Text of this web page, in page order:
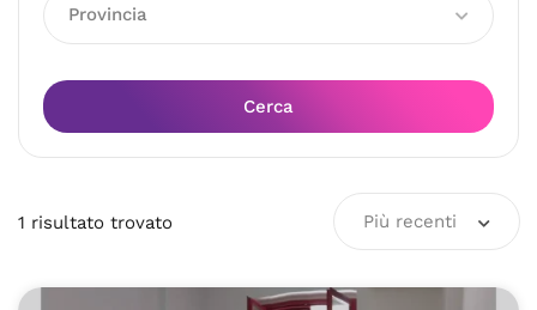
Provincia
Cerca
1 risultato trovato Più recenti